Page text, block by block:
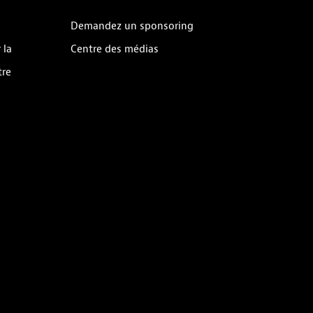
la
Demandez un sponsoring
Centre des médias